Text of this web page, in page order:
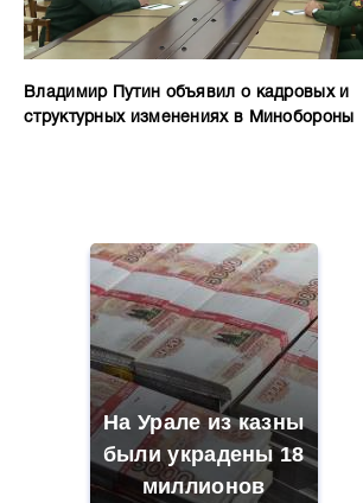
Владимир Путин объявил о кадровых и
структурных изменениях в Минобороны
На Урале из казны
были украдены 18
миллионов